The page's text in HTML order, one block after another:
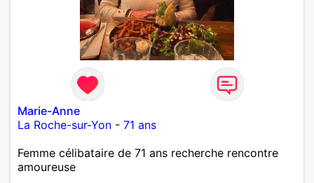
Marie-Anne
La Roche-sur-Yon - 71 ans
Femme célibataire de 71 ans recherche rencontre
amoureuse